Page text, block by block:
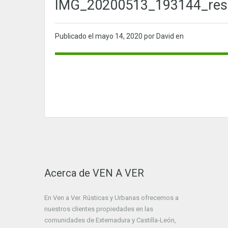
Publicado el mayo 14, 2020 por David en
Acerca de VEN A VER
En Ven a Ver. Rústicas y Urbanas ofrecemos a
nuestros clientes propiedades en las
comunidades de Extemadura y Castilla-León,